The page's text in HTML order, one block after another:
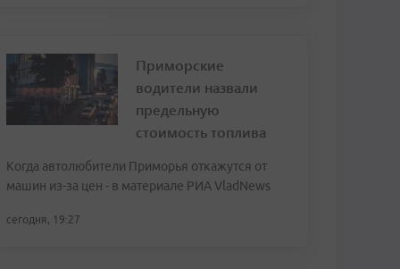
Приморские
водители назвали
предельную
стоимость топлива
Когда автолюбители Приморья откажутся от
машин из-за цен - в материале РИА VladNews
сегодня, 19:27